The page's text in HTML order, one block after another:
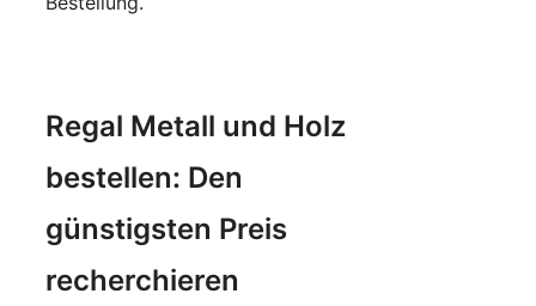
Regal Metall und Holz
bestellen: Den
günstigsten Preis
recherchieren